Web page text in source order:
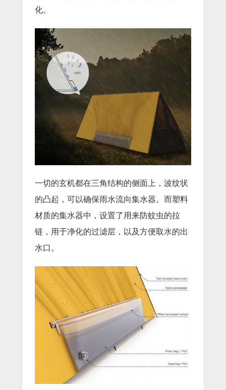
化。
一切的玄机都在三角结构的侧面上，波纹状
的凸起，可以确保雨水流向集水器。而塑料
材质的集水器中，设置了用来防蚊虫的拉
链，用于净化的过滤层，以及方便取水的出
水口。